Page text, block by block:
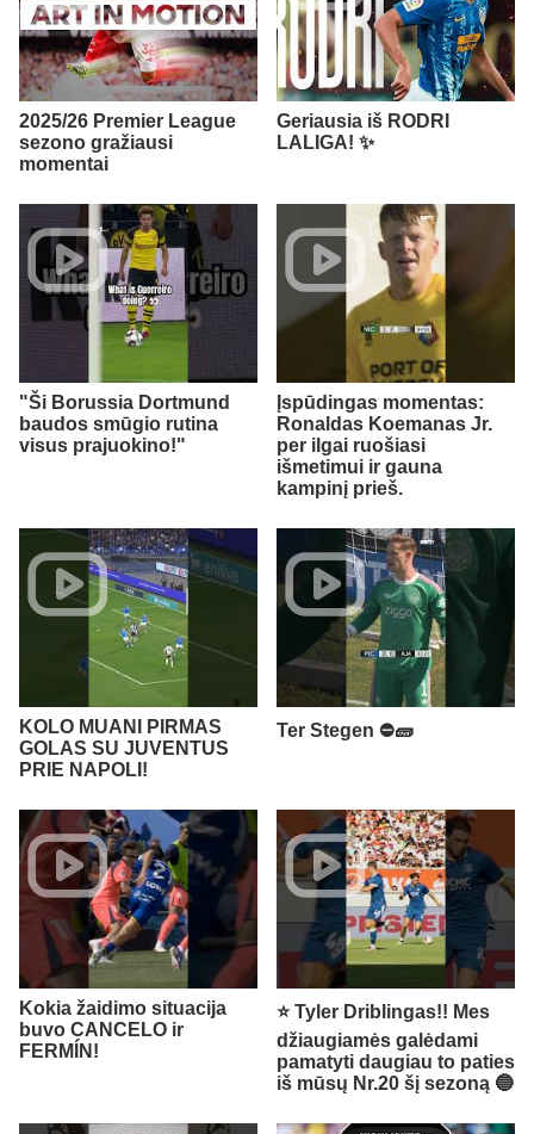
2025/26 Premier League
sezono gražiausi
momentai
Geriausia iš RODRI
LALIGA! ✨
"Ši Borussia Dortmund
baudos smūgio rutina
visus prajuokino!"
Įspūdingas momentas:
Ronaldas Koemanas Jr.
per ilgai ruošiasi
išmetimui ir gauna
kampinį prieš.
KOLO MUANI PIRMAS
GOLAS SU JUVENTUS
PRIE NAPOLI!
Ter Stegen ⛔🧱
Kokia žaidimo situacija
buvo CANCELO ir
FERMÍN!
⭐️ Tyler Driblingas!! Mes
džiaugiamės galėdami
pamatyti daugiau to paties
iš mūsų Nr.20 šį sezoną 🔵